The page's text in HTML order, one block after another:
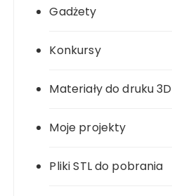
Gadżety
Konkursy
Materiały do druku 3D
Moje projekty
Pliki STL do pobrania